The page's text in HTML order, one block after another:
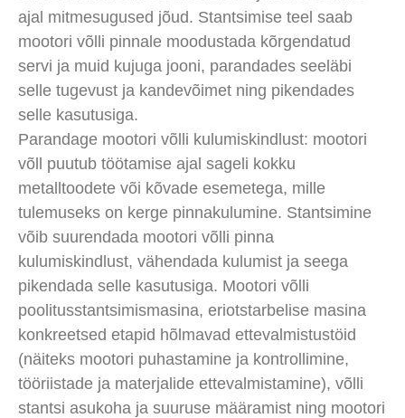
ajal mitmesugused jõud. Stantsimise teel saab
mootori võlli pinnale moodustada kõrgendatud
servi ja muid kujuga jooni, parandades seeläbi
selle tugevust ja kandevõimet ning pikendades
selle kasutusiga.
Parandage mootori võlli kulumiskindlust: mootori
võll puutub töötamise ajal sageli kokku
metalltoodete või kõvade esemetega, mille
tulemuseks on kerge pinnakulumine. Stantsimine
võib suurendada mootori võlli pinna
kulumiskindlust, vähendada kulumist ja seega
pikendada selle kasutusiga. Mootori võlli
poolitusstantsimismasina, eriotstarbelise masina
konkreetsed etapid hõlmavad ettevalmistustöid
(näiteks mootori puhastamine ja kontrollimine,
tööriistade ja materjalide ettevalmistamine), võlli
stantsi asukoha ja suuruse määramist ning mootori